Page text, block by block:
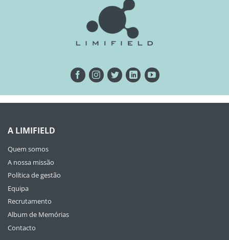
A LIMIFIELD
Quem somos
A nossa missão
Política de gestão
Equipa
Recrutamento
Album de Memórias
Contacto